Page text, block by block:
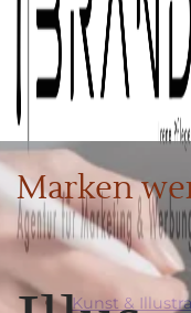
Kunst &
Marken